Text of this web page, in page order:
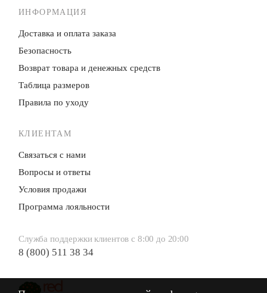
ИНФОРМАЦИЯ
Доставка и оплата заказа
Безопасность
Возврат товара и денежных средств
Таблица размеров
Правила по уходу
КЛИЕНТАМ
Связаться с нами
Вопросы и ответы
Условия продажи
Программа лояльности
Служба поддержки клиентов с 8:00 до 20:00
8 (800) 511 38 34